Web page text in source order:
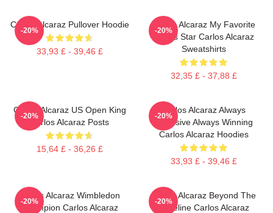
Carlos Alcaraz Pullover Hoodie
33,93 £ - 39,46 £
-20%
Carlos Alcaraz My Favorite
Tennis Star Carlos Alcaraz
Sweatshirts
32,35 £ - 37,88 £
-20%
Carlos Alcaraz US Open King
Carlos Alcaraz Posts
15,64 £ - 36,26 £
-20%
Carlos Alcaraz Always
Explosive Always Winning
Carlos Alcaraz Hoodies
33,93 £ - 39,46 £
-20%
Carlos Alcaraz Wimbledon
Champion Carlos Alcaraz
-20%
Carlos Alcaraz Beyond The
Baseline Carlos Alcaraz
-20%